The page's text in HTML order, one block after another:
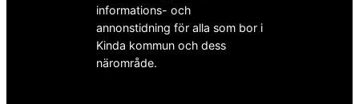
informations- och
annonstidning för alla som bor i
Kinda kommun och dess
närområde.